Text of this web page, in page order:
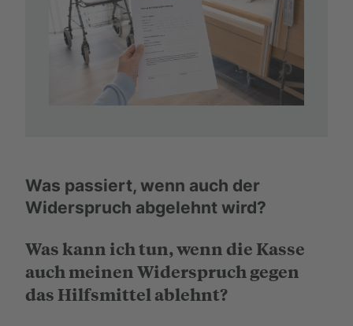
Was passiert, wenn auch der
Widerspruch abgelehnt wird?
Was kann ich tun, wenn die Kasse
auch meinen Widerspruch gegen
das Hilfsmittel ablehnt?